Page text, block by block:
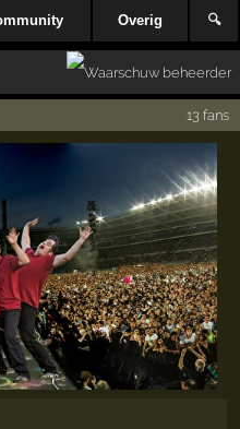
Overig 🔍
13 fans